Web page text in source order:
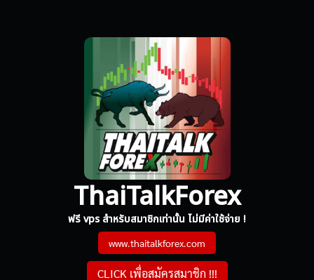
ThaiTalkForex
ฟรี vps สำหรับสมาชิกเท่านั้น ไม่มีค่าใช้จ่าย !
www.thaitalkforex.com
CLICK เพื่อสมัครสมาชิก !!!